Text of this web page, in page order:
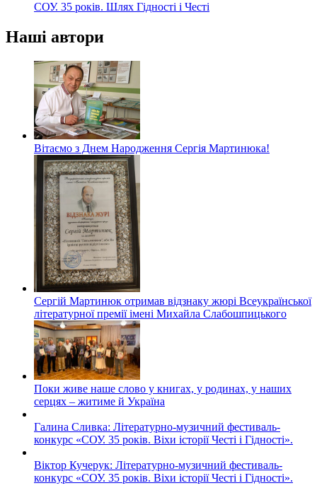
СОУ. 35 років. Шлях Гідності і Честі
Наші автори
Вітаємо з Днем Народження Сергія Мартинюка!
Сергій Мартинюк отримав відзнаку жюрі Всеукраїнської
літературної премії імені Михайла Слабошпицького
Поки живе наше слово у книгах, у родинах, у наших
серцях – житиме й Україна
Галина Сливка: Літературно-музичний фестиваль-
конкурс «СОУ. 35 років. Віхи історії Честі і Гідності».
Віктор Кучерук: Літературно-музичний фестиваль-
конкурс «СОУ. 35 років. Віхи історії Честі і Гідності».